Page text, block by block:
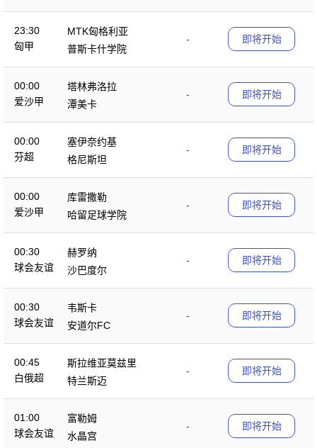
23:30
匈甲
MTK匈格利亚
-
普斯卡什学院
即将开始
00:00
爱沙甲
塔林弗洛拉
-
潭美卡
即将开始
00:00
芬超
塞伊奈约基
-
格尼斯坦
即将开始
00:00
爱沙甲
库雷撒勒
-
哈留足球学院
即将开始
00:30
球会友谊
赫罗纳
-
沙巴度尔
即将开始
00:30
球会友谊
韦斯卡
-
安道尔FC
即将开始
00:45
白俄超
斯拉维亚莫兹里
-
特兰斯迈
即将开始
01:00
球会友谊
富勒姆
-
水晶宫
即将开始